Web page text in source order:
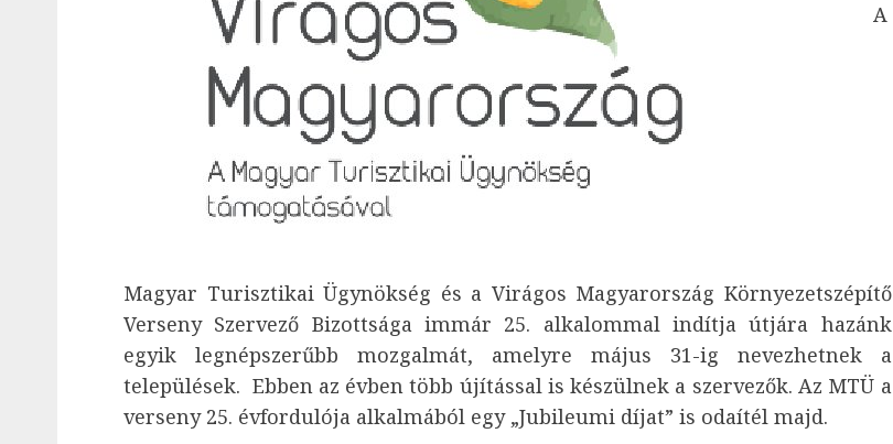
A
Magyar Turisztikai Ügynökség és a Virágos Magyarország Környezetszépítő
Verseny Szervező Bizottsága immár 25. alkalommal indítja útjára hazánk
egyik legnépszerűbb mozgalmát, amelyre május 31-ig nevezhetnek a
települések. Ebben az évben több újítással is készülnek a szervezők. Az MTÜ a
verseny 25. évfordulója alkalmából egy „Jubileumi díjat” is odaítél majd.